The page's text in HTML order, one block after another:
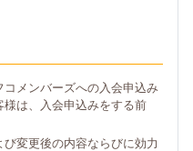
メンバーズへの入会申込み
は、入会申込みをする前
変更後の内容ならびに効力